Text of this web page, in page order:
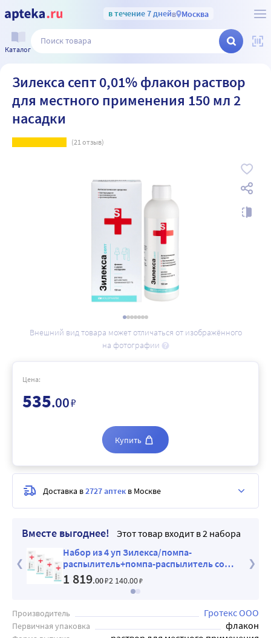
в течение 7 днейв Москва
Каталог
Зилекса септ 0,01% флакон раствор
для местного применения 150 мл 2
насадки
(21отзыв)
Внешний вид товара может отличаться от изображённого
на фотографии
Вместе выгоднее!
Этот товар входит в 2 набора
Набор из 4 уп Зилекса/помпа-
распылитель+помпа-распылитель со
складыв канюлей 150 мл со скидкой
1 819.00₽2 140.00₽
Производитель Гротекс ООО
Первичная упаковка флакон
Цена:
535.00₽
Купить
Доставка в2727 аптек в Москве